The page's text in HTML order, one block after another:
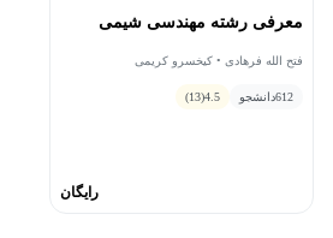
معرفی رشته مهندسی شیمی
فتح الله فرهادی • کیخسرو کریمی
612دانشجو 4.5
(13)
رایگان